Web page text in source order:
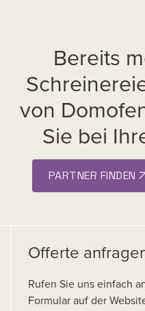
Bereits
von
Sie bei
PARTNER FINDEN
Offerte
Rufen Sie uns einfach
Formular auf der